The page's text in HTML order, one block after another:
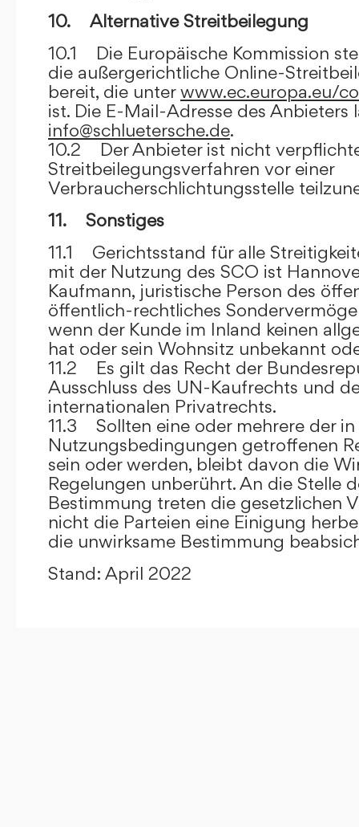
10. Alternative Streitbeilegung
10.1 Die Europäische Kommission
die außergerichtliche Online-
bereit, die unterwww.ec.europa.eu/
ist. Die E-Mail-Adresse des Anbieters
info@schluetersche.de.
10.2 Der Anbieter ist nicht
Streitbeilegungsverfahren vor einer
Verbraucherschlichtungsstelle
11. Sonstiges
11.1 Gerichtsstand für alle
mit der Nutzung des SCO ist
Kaufmann, juristische Person des
öffentlich-rechtliches
wenn der Kunde im Inland keinen
hat oder sein Wohnsitz unbekannt
11.2 Es gilt das Recht der
Ausschluss des UN-Kaufrechts und
internationalen Privatrechts.
11.3 Sollten eine oder mehrere der in
Nutzungsbedingungen getroffenen
sein oder werden, bleibt davon die
Regelungen unberührt. An die Stelle
Bestimmung treten die gesetzlichen
nicht die Parteien eine Einigung
die unwirksame Bestimmung
Stand: April 2022